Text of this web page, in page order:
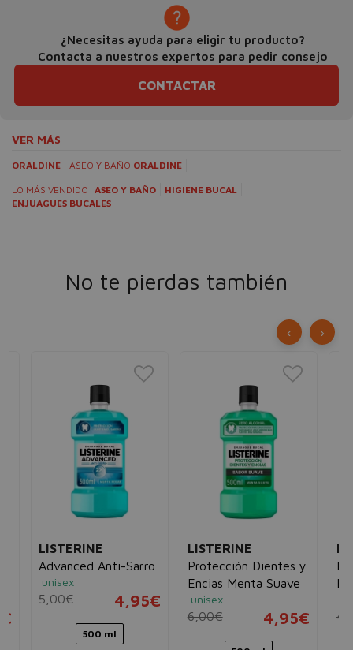
¿Necesitas ayuda para eligir tu producto?
Contacta a nuestros expertos para pedir consejo
CONTACTAR
VER MÁS
ORALDINE ASEO Y BAÑO ORALDINE
LO MÁS VENDIDO: ASEO Y BAÑO
HIGIENE BUCAL
ENJUAGUES BUCALES
No te pierdas también
LISTERINE
Advanced Anti-Sarro
unisex
5,00€ 4,95€
500 ml
LISTERINE
Protección Dientes y
Encias Menta Suave
unisex
6,00€ 4,95€
‹ ›